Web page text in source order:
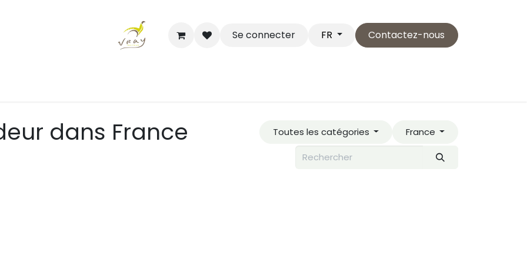
Se connecter FR Contactez-nous
dans France Toutes les catégories France